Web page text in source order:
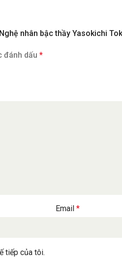
nhân bậc thầy Yasokichi
đánh dấu*
Email*
tiếp của tôi.